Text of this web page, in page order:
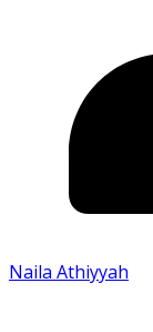
Naila Athiyyah